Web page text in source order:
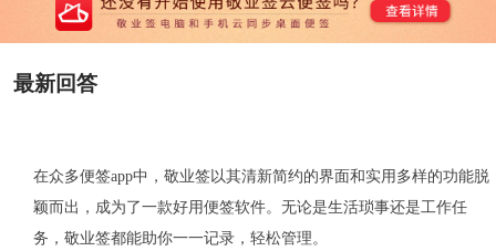
最新回答
在众多便签app中，敬业签以其清新简约的界面和实用多样的功能脱
颖而出，成为了一款好用便签软件。无论是生活琐事还是工作任
务，敬业签都能助你一一记录，轻松管理。